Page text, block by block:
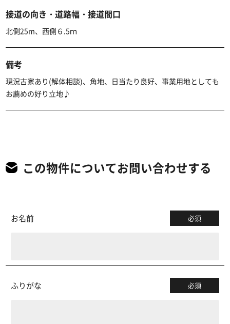
接道の向き・道路幅・接道間口
北側25m、西側６.5ｍ
備考
現況古家あり(解体相談)、角地、日当たり良好、事業用地としても
お薦めの好り立地♪
この物件についてお問い合わせする
お名前 必須
ふりがな 必須